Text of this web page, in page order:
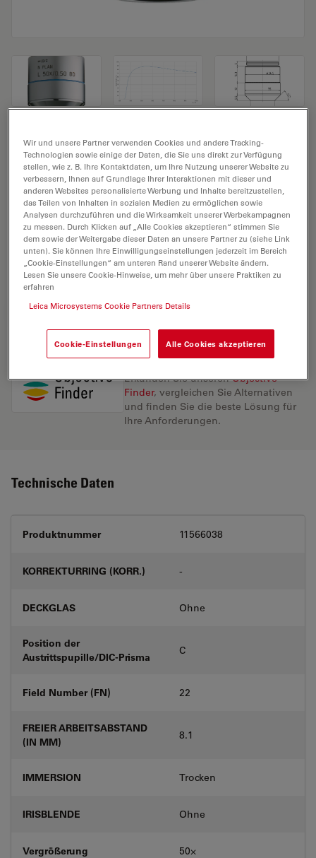
Mikroskopobjektiv N PLAN L 50x/0,50 BD
Produkt Nr. 11566038
Das Objektiv N PLAN L 50x/0,50 BD hat eine
Vergrößerung von 50X und eine numerische Apertur
von 0,5. Für Trockenimmersion, mit einem M32
Objektivgewinde mit 8,1 mm freiem Arbeitsabstand
und Sehfeld FN 22.
ANGEBOT ANFORDERN
Erkunden Sie unserenObjective
Finder, vergleichen Sie Alternativen
und finden Sie die beste Lösung für
Ihre Anforderungen.
Technische Daten
Produktnummer 11566038
KORREKTURRING (KORR.) -
DECKGLAS Ohne
Position der
Austrittspupille/DIC-Prisma
C
Field Number (FN) 22
FREIER ARBEITSABSTAND
(IN MM)
8.1
IMMERSION Trocken
IRISBLENDE Ohne
Vergrößerung 50⨉
Wir und unsere Partner verwenden Cookies und andere Tracking-
Technologien sowie einige der Daten, die Sie uns direkt zur Verfügung
stellen, wie z. B. Ihre Kontaktdaten, um Ihre Nutzung unserer Website zu
verbessern, Ihnen auf Grundlage Ihrer Interaktionen mit dieser und
anderen Websites personalisierte Werbung und Inhalte bereitzustellen,
das Teilen von Inhalten in sozialen Medien zu ermöglichen sowie
Analysen durchzuführen und die Wirksamkeit unserer Werbekampagnen
zu messen. Durch Klicken auf „Alle Cookies akzeptieren“ stimmen Sie
dem sowie der Weitergabe dieser Daten an unsere Partner zu (siehe Link
unten). Sie können Ihre Einwilligungseinstellungen jederzeit im Bereich
„Cookie-Einstellungen“ am unteren Rand unserer Website ändern.
Lesen Sie unsere Cookie-Hinweise, um mehr über unsere Praktiken zu
erfahren
Leica Microsystems Cookie Partners Details
Cookie-Einstellungen Alle Cookies akzeptieren